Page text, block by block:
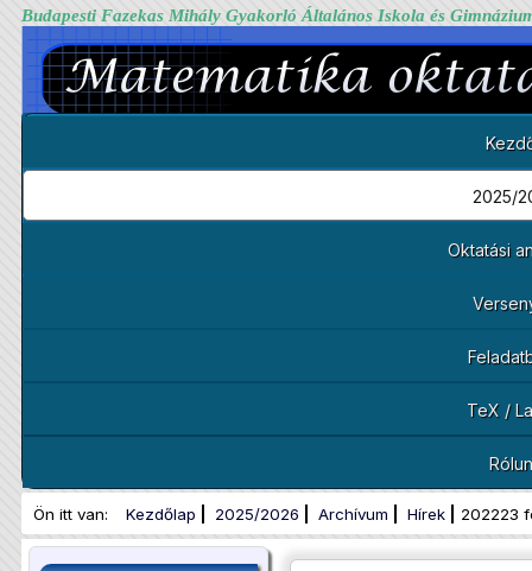
Budapesti Fazekas Mihály Gyakorló Általános Iskola és
2025/
Oktatási
TeX /
Ön itt van: Kezdőlap 2025/2026 Archívum Hírek 202223